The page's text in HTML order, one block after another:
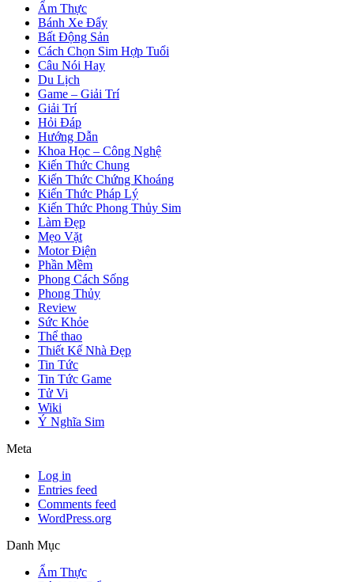
Ẩm Thực
Bánh Xe Đẩy
Bất Động Sản
Cách Chọn Sim Hợp Tuổi
Câu Nói Hay
Du Lịch
Game – Giải Trí
Giải Trí
Hỏi Đáp
Hướng Dẫn
Khoa Học – Công Nghệ
Kiến Thức Chung
Kiến Thức Chứng Khoáng
Kiến Thức Pháp Lý
Kiến Thức Phong Thủy Sim
Làm Đẹp
Mẹo Vặt
Motor Điện
Phần Mềm
Phong Cách Sống
Phong Thủy
Review
Sức Khỏe
Thể thao
Thiết Kế Nhà Đẹp
Tin Tức
Tin Tức Game
Tử Vi
Wiki
Ý Nghĩa Sim
Meta
Log in
Entries feed
Comments feed
WordPress.org
Danh Mục
Ẩm Thực